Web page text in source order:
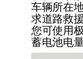
车辆所在
求道路救援
您可使用
蓄电池电